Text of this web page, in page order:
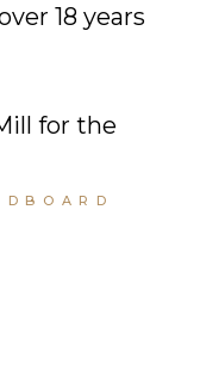
18 years
for the